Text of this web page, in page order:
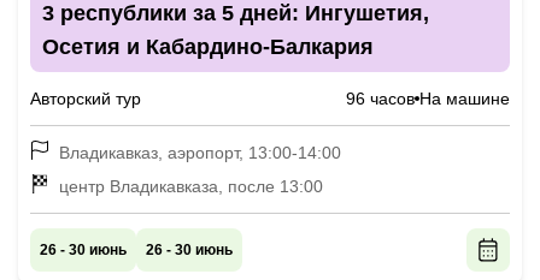
3 республики за 5 дней: Ингушетия,
Осетия и Кабардино-Балкария
Авторский тур 96 часов На машине
Владикавказ, аэропорт, 13:00-14:00
центр Владикавказа, после 13:00
26 - 30 июнь 26 - 30 июнь